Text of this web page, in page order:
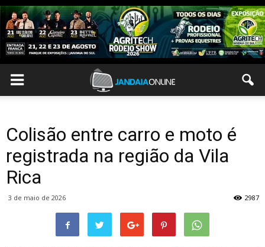
Colisão entre carro e moto é
registrada na região da Vila
Rica
3 de maio de 2026 2987